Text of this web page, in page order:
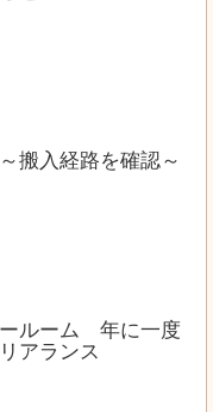
搬入経路を確認～
ルーム 年に一度
アランス